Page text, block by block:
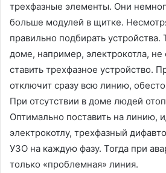
трехфазные элементы. Они
больше модулей в щитке.
правильно подбирать устройства.
доме, например, электрокотла, не
ставить трехфазное устройство.
отключит сразу всю линию,
При отсутствии в доме людей
Оптимально поставить на линию,
электрокотлу, трехфазный
УЗО на каждую фазу. Тогда при
только «проблемная» линия.